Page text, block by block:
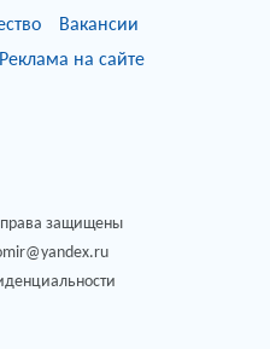
Вакансии
Реклама на сайте
защищены